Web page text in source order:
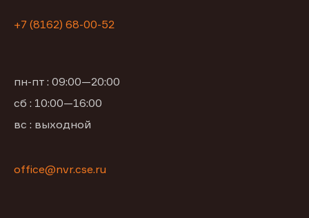
+7 (8162) 68-00-52
пн-пт : 09:00—20:00
сб : 10:00—16:00
вс : выходной
office@nvr.cse.ru